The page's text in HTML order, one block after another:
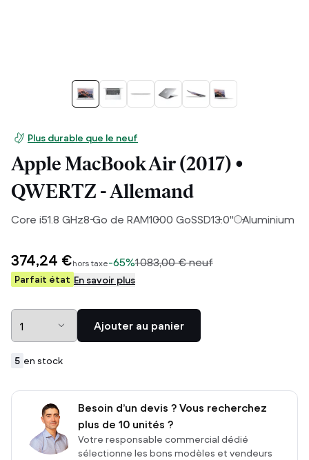
Plus durable que le neuf
Apple MacBook Air (2017) •
QWERTZ - Allemand
Core i51.8 GHz8Go de RAM1000 GoSSD13.0" Aluminium
374,24 €hors taxe-65%1 083,00 € neuf
Parfait état En savoir plus
Ajouter au panier
5 en stock
Besoin d’un devis ? Vous recherchez
plus de 10 unités ?
Votre responsable commercial dédié
sélectionne les bons modèles et vendeurs